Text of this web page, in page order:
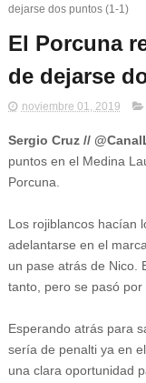
dejarse dos puntos (1-1)
El Porcuna
de dejarse
noviembre 01, 2019
Sergio Cruz //
puntos en el Medina
Porcuna.
Los rojiblancos hacían
adelantarse en el
un pase atrás de Nico.
tanto, pero se pasó por
Esperando atrás para
sería de penalti ya en
una clara oportunidad